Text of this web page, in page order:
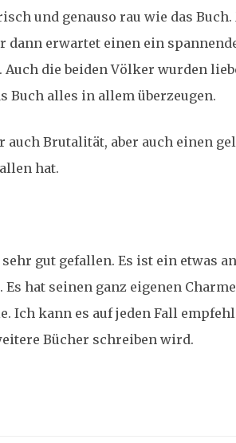
und genauso rau wie das Buch.
dann erwartet einen ein
Auch die beiden Völker wurden
Buch alles in allem überzeugen.
auch Brutalität, aber auch einen
hat.
gut gefallen. Es ist ein etwas
hat seinen ganz eigenen
Ich kann es auf jeden Fall
Bücher schreiben wird.